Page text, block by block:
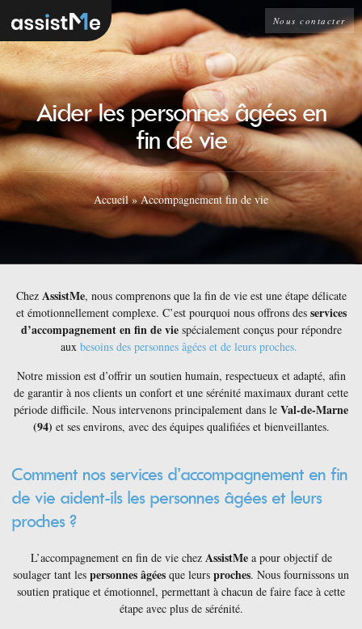
Nous contacter
Aider les personnes âgées en
fin de vie
Accueil»Accompagnement fin de vie
Chez AssistMe, nous comprenons que la fin de vie est une étape délicate
et émotionnellement complexe. C’est pourquoi nous offrons des services
d’accompagnement en fin de viespécialement conçus pour répondre
aux besoins des personnes âgées et de leurs proches.
Notre mission est d’offrir un soutien humain, respectueux et adapté, afin
de garantir à nos clients un confort et une sérénité maximaux durant cette
période difficile. Nous intervenons principalement dans le Val-de-Marne
(94) et ses environs, avec des équipes qualifiées et bienveillantes.
Comment nos services d’accompagnement en fin
de vie aident-ils les personnes âgées et leurs
proches ?
L’accompagnement en fin de vie chez AssistMea pour objectif de
soulager tant les personnes âgées que leurs proches. Nous fournissons un
soutien pratique et émotionnel, permettant à chacun de faire face à cette
étape avec plus de sérénité.